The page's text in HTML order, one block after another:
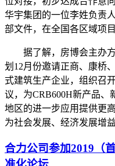
华宇集团的一位李姓负责
部文件，在全国各区域项
据了解，房博会主办方
划12月份邀请正商、康桥
式建筑生产企业，组织召
议，为CRB600H新产品、
地区的进一步应用提供更
为社会发展、经济发展增益
合力公司参加2019（